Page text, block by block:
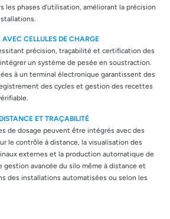
les phases d’utilisation, améliorant la précision
CELLULES DE CHARGE
précision, traçabilité et certification des
un système de pesée en soustraction.
à un terminal électronique garantissent des
des cycles et gestion des recettes
ET TRAÇABILITÉ
de dosage peuvent être intégrés avec des
le contrôle à distance, la visualisation des
externes et la production automatique de
gestion avancée du silo même à distance et
des installations automatisées ou selon les